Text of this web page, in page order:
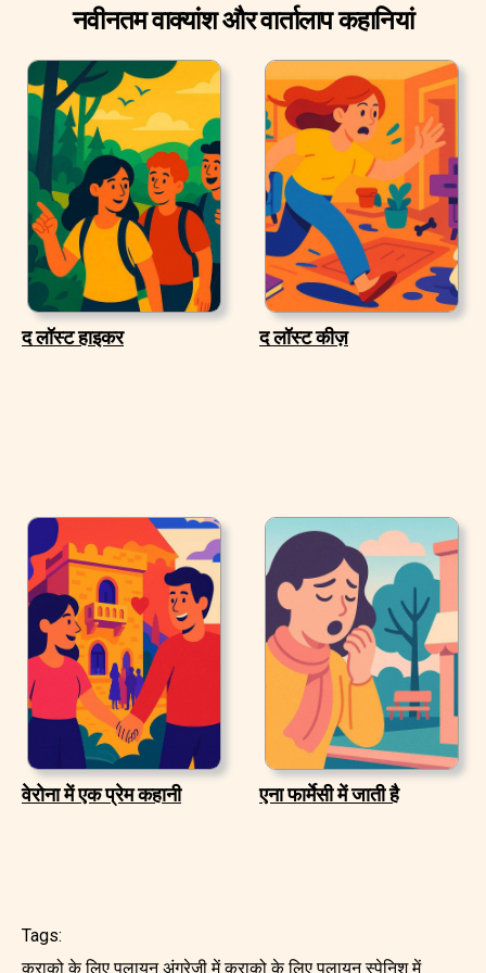
नवीनतम वाक्यांश और वार्तालाप कहानियां
द लॉस्ट हाइकर द लॉस्ट कीज़
वेरोना में एक प्रेम कहानी एना फार्मेसी में जाती है
Tags:
क्राको के लिए पलायन अंग्रेजी में क्राको के लिए पलायन स्पेनिश में